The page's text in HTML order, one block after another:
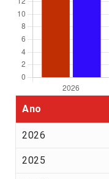
Ano
2026
2025